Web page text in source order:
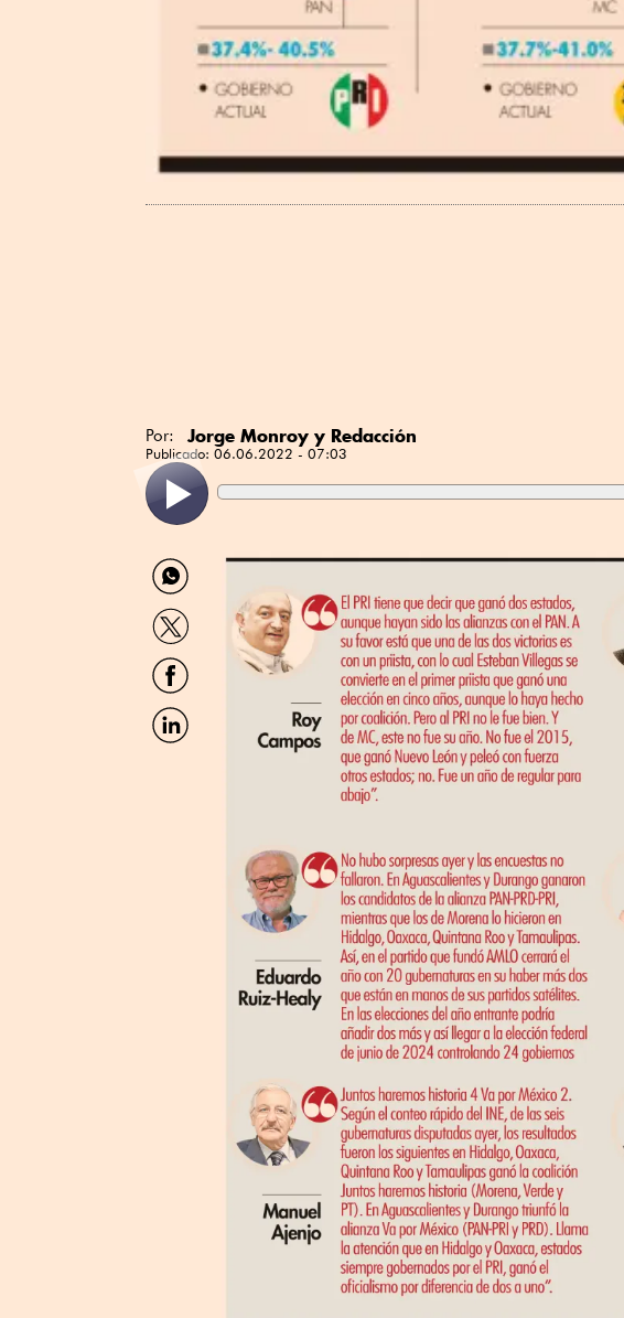
Por: Jorge Monroy y Redacción
Publicado: 06.06.2022 - 07:03
Compartir
por
WhatsApp
Compartir
por
Twitter
Compartir
por
Facebook
Compartir
por